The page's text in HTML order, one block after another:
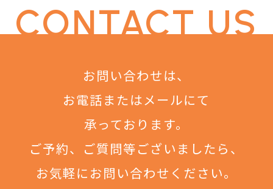
CONTACT US
お問い合わせは、
お電話またはメールにて
承っております。
ご予約、ご質問等ございましたら、
お気軽にお問い合わせください。